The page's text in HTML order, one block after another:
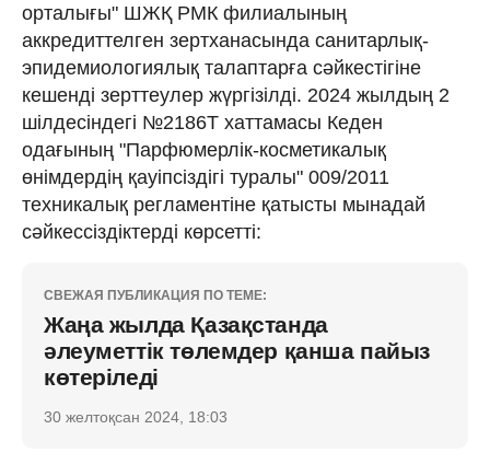
орталығы" ШЖҚ РМК филиалының
аккредиттелген зертханасында санитарлық-
эпидемиологиялық талаптарға сәйкестігіне
кешенді зерттеулер жүргізілді. 2024 жылдың 2
шілдесіндегі №2186Т хаттамасы Кеден
одағының "Парфюмерлік-косметикалық
өнімдердің қауіпсіздігі туралы" 009/2011
техникалық регламентіне қатысты мынадай
сәйкессіздіктерді көрсетті:
СВЕЖАЯ ПУБЛИКАЦИЯ ПО ТЕМЕ:
Жаңа жылда Қазақстанда
әлеуметтік төлемдер қанша пайыз
көтеріледі
30 желтоқсан 2024, 18:03